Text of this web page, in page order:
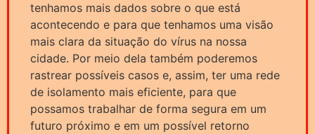
tenhamos mais dados sobre o que está
acontecendo e para que tenhamos uma visão
mais clara da situação do vírus na nossa
cidade. Por meio dela também poderemos
rastrear possíveis casos e, assim, ter uma rede
de isolamento mais eficiente, para que
possamos trabalhar de forma segura em um
futuro próximo e em um possível retorno